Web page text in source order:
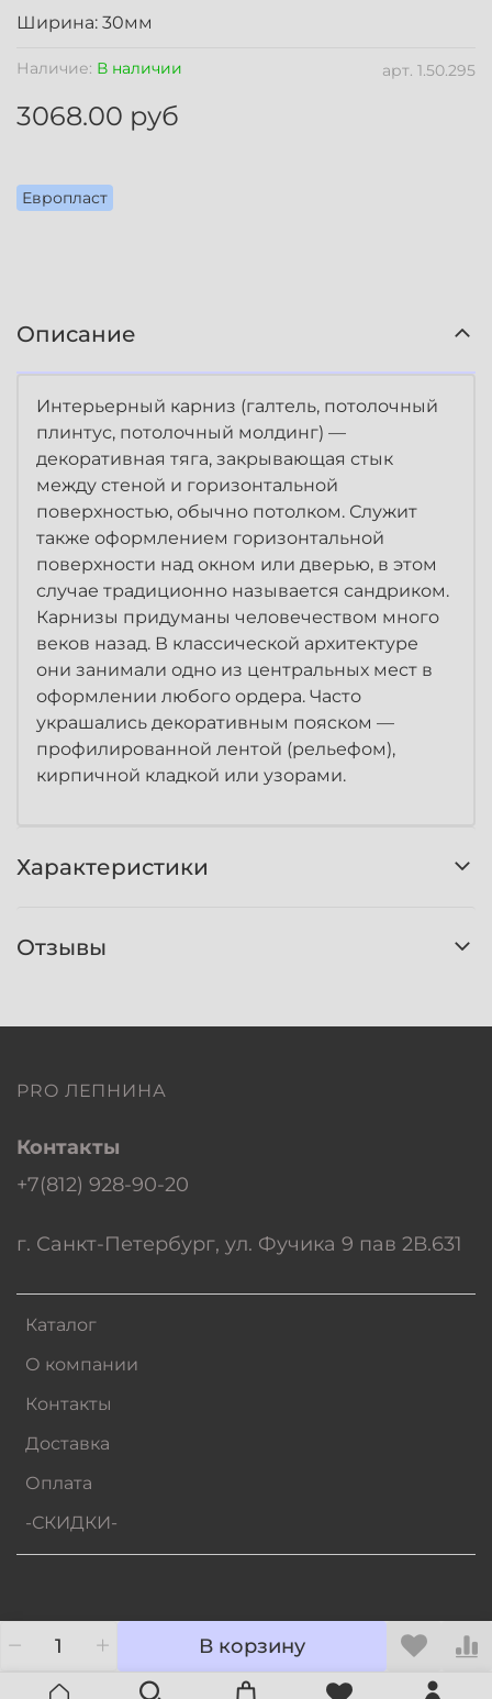
арт. 1.50.295
Наличие: В наличии
Европласт
3068.00 руб
В корзину
Ширина: 30мм
Описание
Интерьерный карниз (галтель, потолочный
плинтус, потолочный молдинг) —
декоративная тяга, закрывающая стык
между стеной и горизонтальной
поверхностью, обычно потолком. Служит
также оформлением горизонтальной
поверхности над окном или дверью, в этом
случае традиционно называется сандриком.
Карнизы придуманы человечеством много
веков назад. В классической архитектуре
они занимали одно из центральных мест в
оформлении любого ордера. Часто
украшались декоративным пояском —
профилированной лентой (рельефом),
кирпичной кладкой или узорами.
Характеристики
Отзывы
PRO ЛЕПНИНА
Каталог
О компании
Контакты
Доставка
Оплата
-СКИДКИ-
Контакты
+7(812) 928-90-20
г. Санкт-Петербург, ул. Фучика 9 пав 2В.631